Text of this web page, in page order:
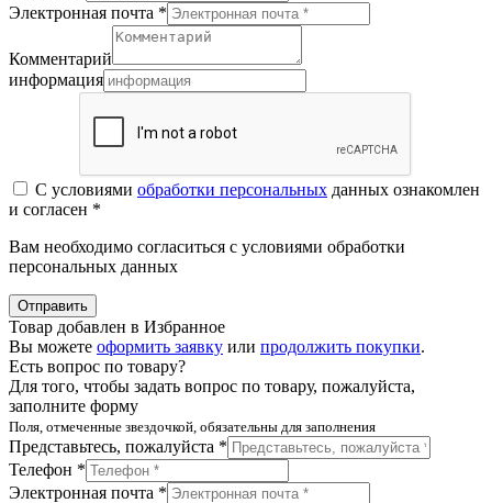
Электронная почта *
Комментарий
информация
С условиями обработки персональных данных ознакомлен
и согласен *
Вам необходимо согласиться с условиями обработки
персональных данных
Отправить
Товар добавлен в Избранное
Вы можете оформить заявку или продолжить покупки.
Есть вопрос по товару?
Для того, чтобы задать вопрос по товару, пожалуйста,
заполните форму
Поля, отмеченные звездочкой, обязательны для заполнения
Представьтесь, пожалуйста *
Телефон *
Электронная почта *